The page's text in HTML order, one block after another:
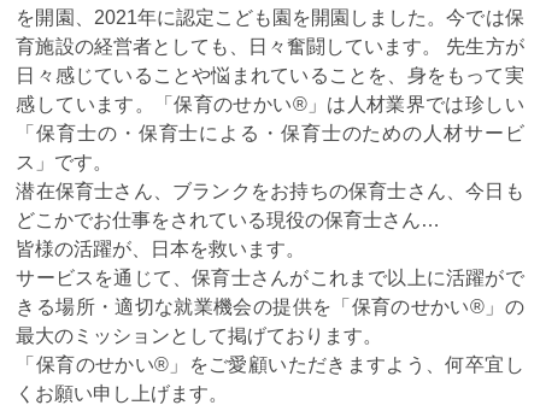
を開園、2021年に認定こども園を開園しました。今では保
育施設の経営者としても、日々奮闘しています。 先生方が
日々感じていることや悩まれていることを、身をもって実
感しています。「保育のせかい®」は人材業界では珍しい
「保育士の・保育士による・保育士のための人材サービ
ス」です。
潜在保育士さん、ブランクをお持ちの保育士さん、今日も
どこかでお仕事をされている現役の保育士さん…
皆様の活躍が、日本を救います。
サービスを通じて、保育士さんがこれまで以上に活躍がで
きる場所・適切な就業機会の提供を「保育のせかい®」の
最大のミッションとして掲げております。
「保育のせかい®」をご愛顧いただきますよう、何卒宜し
くお願い申し上げます。